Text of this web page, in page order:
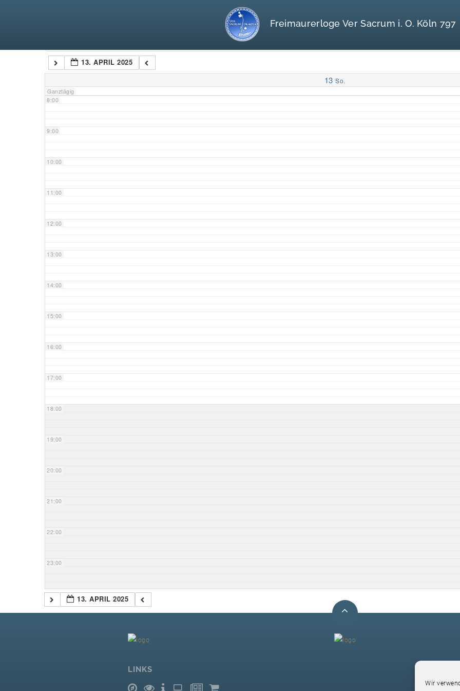
Wir
Freimaurerloge Ver Sacrum i. O. Köln 797
13. APRIL 2025
13 So.
Ganztägig
7:00
8:00
9:00
10:00
11:00
12:00
13:00
14:00
15:00
16:00
17:00
18:00
19:00
20:00
21:00
22:00
23:00
13. APRIL 2025
LINKS